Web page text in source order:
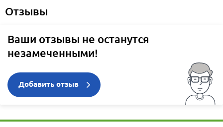
отзывы
Ваши отзывы не останутся
незамеченными!
Добавить отзыв